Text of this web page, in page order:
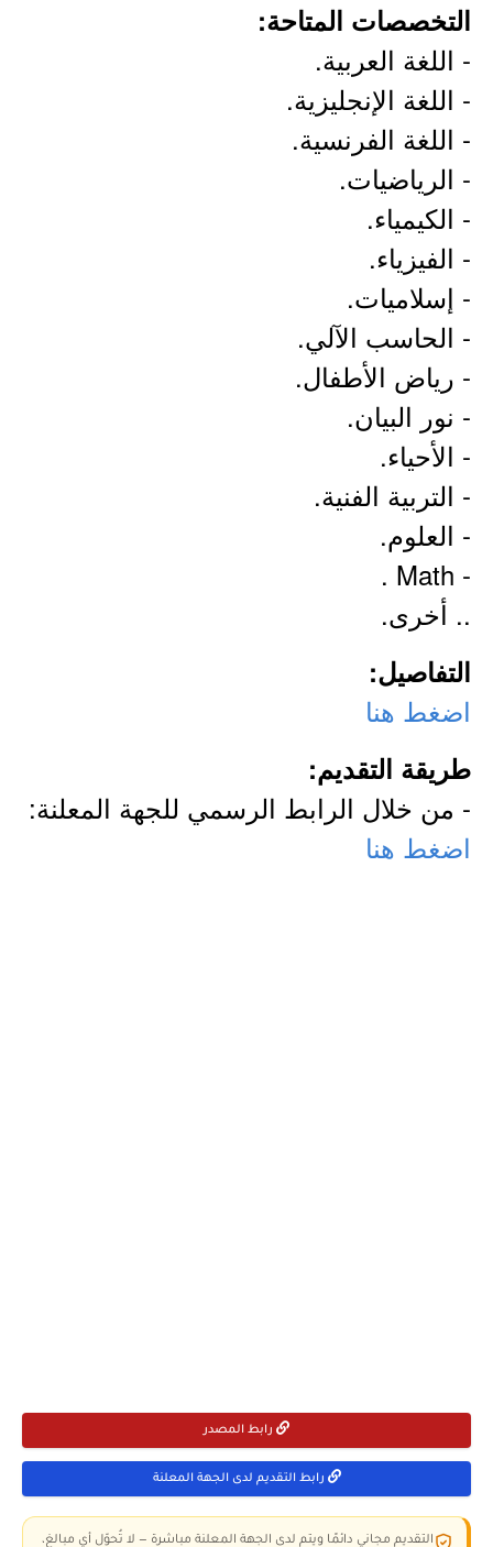
التخصصات المتاحة:
- اللغة العربية.
- اللغة الإنجليزية.
- اللغة الفرنسية.
- الرياضيات.
- الكيمياء.
- الفيزياء.
- إسلاميات.
- الحاسب الآلي.
- رياض الأطفال.
- نور البيان.
- الأحياء.
- التربية الفنية.
- العلوم.
- Math .
.. أخرى.
التفاصيل:
اضغط هنا
طريقة التقديم:
- من خلال الرابط الرسمي للجهة المعلنة:
اضغط هنا
رابط المصدر
رابط التقديم لدى الجهة المعلنة
التقديم مجاني دائمًا ويتم لدى الجهة المعلنة مباشرة — لا تُحوّل أي مبالغ،